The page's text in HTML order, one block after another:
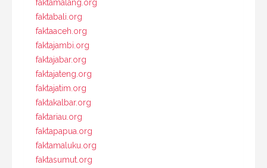
faktamalang.org
faktabali.org
faktaaceh.org
faktajambi.org
faktajabar.org
faktajateng.org
faktajatim.org
faktakalbar.org
faktariau.org
faktapapua.org
faktamaluku.org
faktasumut.org